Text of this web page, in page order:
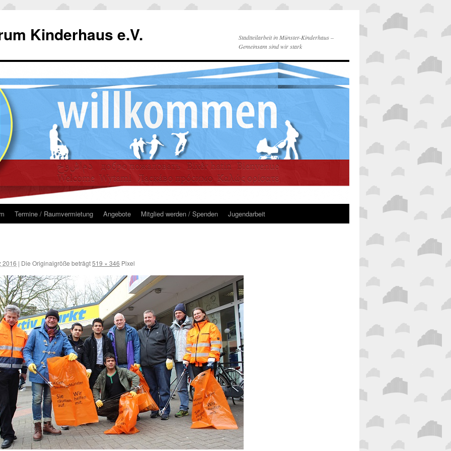
Kinderhaus e.V.
Stadtteilarbeit in Münster-Kinderhaus –
Gemeinsam sind wir stark
Termine / Raumvermietung Angebote Mitglied werden / Spenden Jugendarbeit
2016 | Die Originalgröße beträgt519 × 346 Pixel